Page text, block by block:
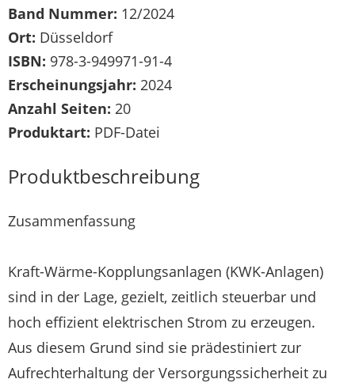
Band Nummer: 12/2024
Ort: Düsseldorf
ISBN: 978-3-949971-91-4
Erscheinungsjahr: 2024
Anzahl Seiten: 20
Produktart: PDF-Datei
Produktbeschreibung
Zusammenfassung
Kraft-Wärme-Kopplungsanlagen (KWK-Anlagen)
sind in der Lage, gezielt, zeitlich steuerbar und
hoch effizient elektrischen Strom zu erzeugen.
Aus diesem Grund sind sie prädestiniert zur
Aufrechterhaltung der Versorgungssicherheit zu